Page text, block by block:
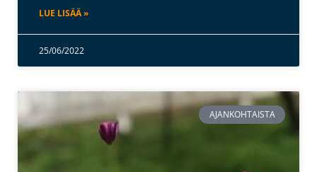
LUE LISÄÄ »
25/06/2022
AJANKOHTAISTA